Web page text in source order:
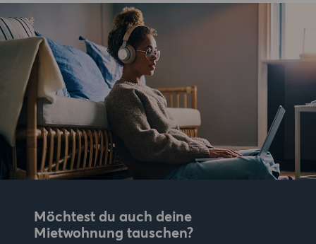
Möchtest du auch deine
Mietwohnung tauschen?